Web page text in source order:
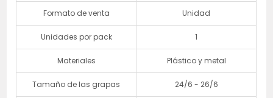
Formato de venta Unidad
Unidades por pack 1
Materiales Plástico y metal
Tamaño de las grapas 24/6 - 26/6